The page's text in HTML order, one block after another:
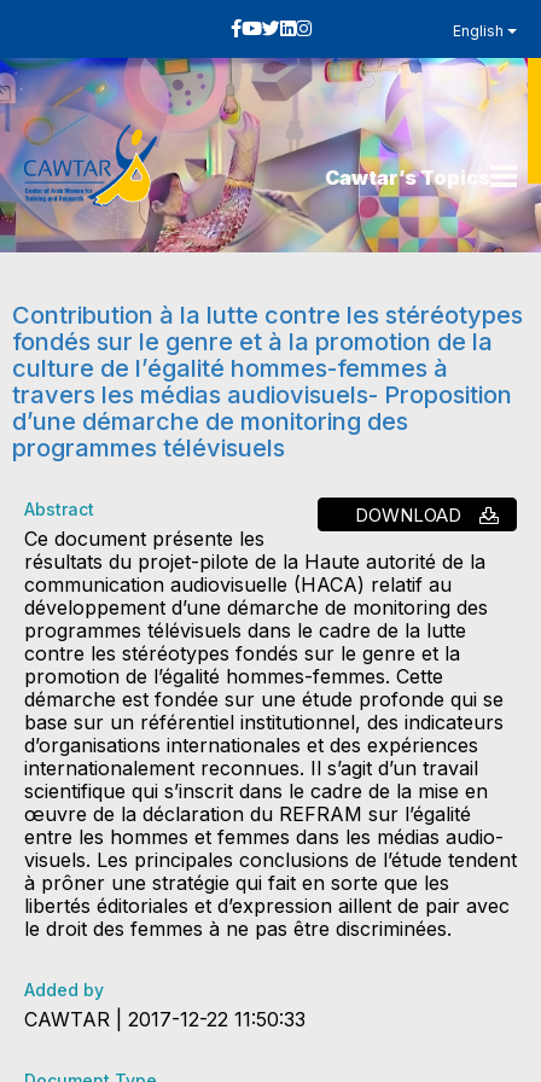
English
Cawtar’s Topics
Contribution à la lutte contre les stéréotypes
fondés sur le genre et à la promotion de la
culture de l’égalité hommes-femmes à
travers les médias audiovisuels- Proposition
d’une démarche de monitoring des
programmes télévisuels
DOWNLOAD
Abstract
Ce document présente les
résultats du projet-pilote de la Haute autorité de la
communication audiovisuelle (HACA) relatif au
développement d’une démarche de monitoring des
programmes télévisuels dans le cadre de la lutte
contre les stéréotypes fondés sur le genre et la
promotion de l’égalité hommes-femmes. Cette
démarche est fondée sur une étude profonde qui se
base sur un référentiel institutionnel, des indicateurs
d’organisations internationales et des expériences
internationalement reconnues. Il s’agit d’un travail
scientifique qui s’inscrit dans le cadre de la mise en
œuvre de la déclaration du REFRAM sur l’égalité
entre les hommes et femmes dans les médias audio-
visuels. Les principales conclusions de l’étude tendent
à prôner une stratégie qui fait en sorte que les
libertés éditoriales et d’expression aillent de pair avec
le droit des femmes à ne pas être discriminées.
Added by
CAWTAR | 2017-12-22 11:50:33